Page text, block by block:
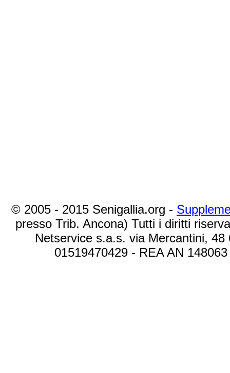
© 2005 - 2015 Senigallia.org -
presso Trib. Ancona) Tutti i diritti
Netservice s.a.s. via Mercantini,
01519470429 - REA AN